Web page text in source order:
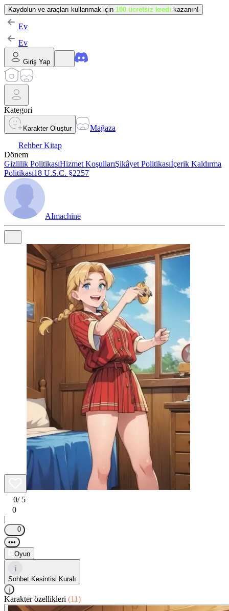
Kaydolun ve araçları kullanmak için 100 ücretsiz kredi kazanın!
Ev
Ev
Giriş Yap
Kategori
Karakter Oluştur
Mağaza
Rehber Kitap
Dönem
Gizlilik PolitikasıHizmet KoşullarıŞikâyet Politikasıİçerik Kaldırma
Politikası18 U.S.C. §2257
AImachine
0/ 5
0
|
0
•••
Oyun
i
Sohbet Kesintisi Kuralı
i
Karakter özellikleri (11)